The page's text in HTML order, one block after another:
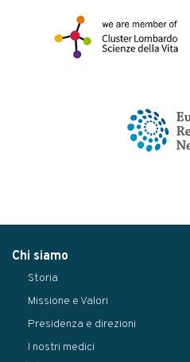
Chi siamo
Storia
Missione e Valori
Presidenza e direzioni
I nostri medici